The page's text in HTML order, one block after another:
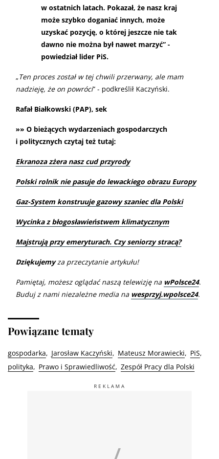
w ostatnich latach. Pokazał, że nasz kraj
może szybko doganiać innych, może
uzyskać pozycję, o której jeszcze nie tak
dawno nie można był nawet marzyć” -
powiedział lider PiS.
„Ten proces został w tej chwili przerwany, ale mam
nadzieję, że on powróci” - podkreślił Kaczyński.
Rafał Białkowski (PAP), sek
»» O bieżących wydarzeniach gospodarczych
i politycznych czytaj też tutaj:
Ekranoza zżera nasz cud przyrody
Polski rolnik nie pasuje do lewackiego obrazu Europy
Gaz-System konstruuje gazowy szaniec dla Polski
Wycinka z błogosławieństwem klimatycznym
Majstrują przy emeryturach. Czy seniorzy stracą?
Dziękujemyza przeczytanie artykułu!
Pamiętaj, możesz oglądać naszą telewizję na wPolsce24.
Buduj z nami niezależne media na wesprzyj.wpolsce24.
Powiązane tematy
gospodarka Jarosław Kaczyński Mateusz Morawiecki
PiS
polityka
Prawo i Sprawiedliwość Zespół Pracy dla Polski